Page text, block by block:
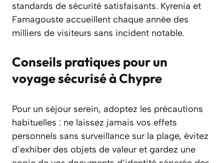
standards de sécurité satisfaisants. Kyrenia et
Famagouste accueillent chaque année des
milliers de visiteurs sans incident notable.
Conseils pratiques pour un
voyage sécurisé à Chypre
Pour un séjour serein, adoptez les précautions
habituelles : ne laissez jamais vos effets
personnels sans surveillance sur la plage, évitez
d’exhiber des objets de valeur et gardez une